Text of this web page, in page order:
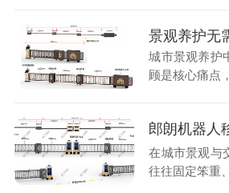
城市景观养护
顾是核心痛点
在城市景观与
往往固定笨重